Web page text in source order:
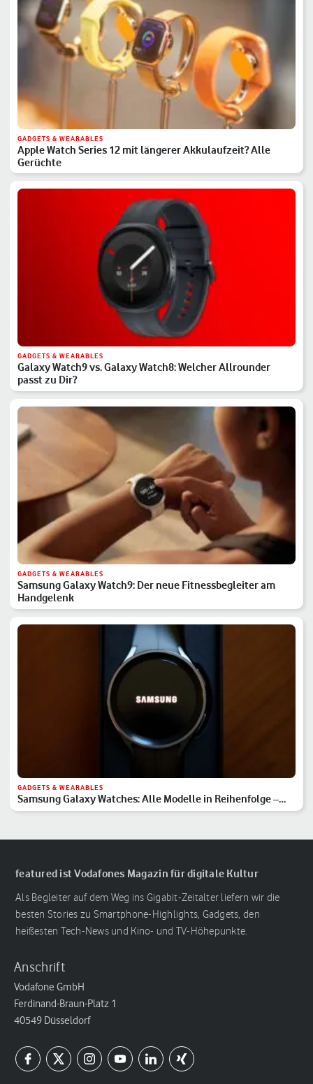
GADGETS & WEARABLES
Apple Watch Series 12 mit längerer Akkulaufzeit? Alle
Gerüchte
GADGETS & WEARABLES
Galaxy Watch9 vs. Galaxy Watch8: Welcher Allrounder
passt zu Dir?
GADGETS & WEARABLES
Samsung Galaxy Watch9: Der neue Fitnessbegleiter am
Handgelenk
GADGETS & WEARABLES
Samsung Galaxy Watches: Alle Modelle in Reihenfolge –
Hauptserie, Classic & Ultra
featured ist Vodafones Magazin für digitale Kultur
Als Begleiter auf dem Weg ins Gigabit-Zeitalter liefern wir die
besten Stories zu Smartphone-Highlights, Gadgets, den
heißesten Tech-News und Kino- und TV-Höhepunkte.
Anschrift
Vodafone GmbH
Ferdinand-Braun-Platz 1
40549 Düsseldorf